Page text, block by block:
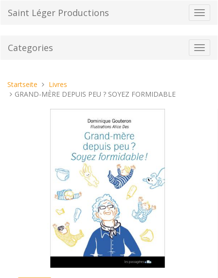
zumSaint Léger Productions
Categories
Sie
sind
Startseite
Livres
GRAND-MÈRE DEPUIS PEU ? SOYEZ FORMIDABLE